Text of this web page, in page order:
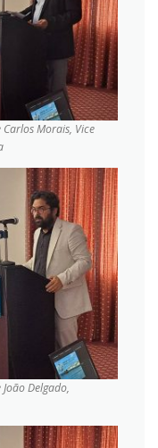
Morais, Vice
Delgado,